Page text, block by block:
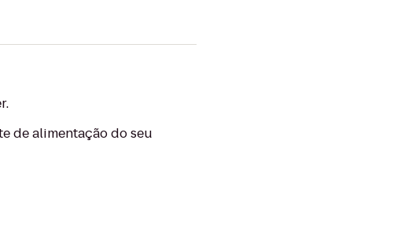
de alimentação do seu